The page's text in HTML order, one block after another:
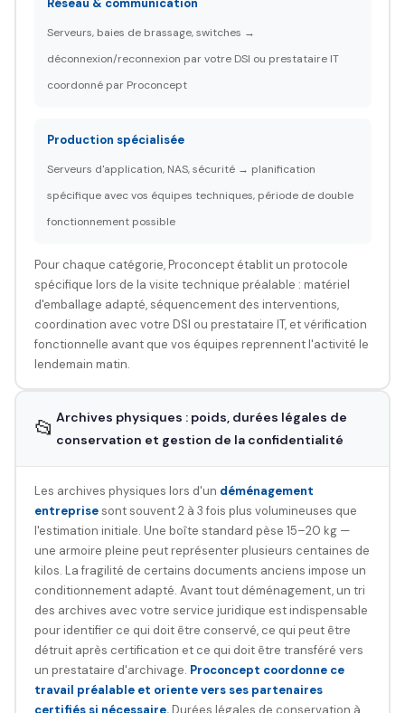
Serveurs, baies de brassage, switches →
déconnexion/reconnexion par votre DSI ou prestataire IT
coordonné par Proconcept
Production spécialisée
Serveurs d'application, NAS, sécurité → planification
spécifique avec vos équipes techniques, période de double
fonctionnement possible
Pour chaque catégorie, Proconcept établit un protocole
spécifique lors de la visite technique préalable : matériel
d'emballage adapté, séquencement des interventions,
coordination avec votre DSI ou prestataire IT, et vérification
fonctionnelle avant que vos équipes reprennent l'activité le
lendemain matin.
📂 Archives physiques : poids, durées légales de
conservation et gestion de la confidentialité
Les archives physiques lors d'un déménagement
entreprisesont souvent 2 à 3 fois plus volumineuses que
l'estimation initiale. Une boîte standard pèse 15–20 kg —
une armoire pleine peut représenter plusieurs centaines de
kilos. La fragilité de certains documents anciens impose un
conditionnement adapté. Avant tout déménagement, un tri
des archives avec votre service juridique est indispensable
pour identifier ce qui doit être conservé, ce qui peut être
détruit après certification et ce qui doit être transféré vers
un prestataire d'archivage. Proconcept coordonne ce
travail préalable et oriente vers ses partenaires
certifiés si nécessaire.Durées légales de conservation à